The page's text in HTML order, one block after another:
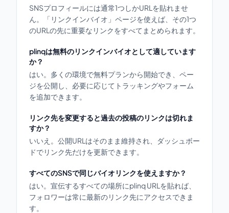
SNSプロフィールには通常1つしかURLを貼れませ
ん。「リンクインバイオ」ページを使えば、その1つ
のURLの先に重要なリンクをすべてまとめられます。
plinqは無料のリンクインバイオとして適しています
か？
はい。多くの環境で無料プランから開始でき、ペー
ジを公開し、必要に応じてトラッキングやフォーム
を追加できます。
リンク先を変更すると過去の投稿のリンクは切れま
すか？
いいえ。公開URLはそのまま維持され、ダッシュボー
ドでリンク先だけを更新できます。
すべてのSNSで同じバイオリンクを使えますか？
はい。宣伝するすべての場所にplinq URLを貼れば、
フォロワーは常に最新のリンク先にアクセスできま
す。